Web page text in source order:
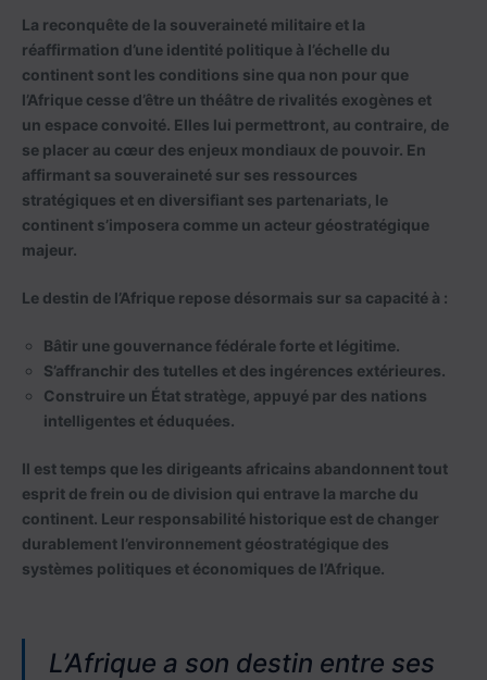
La reconquête de la souveraineté militaire et la
réaffirmation d’une identité politique à l’échelle du
continent sont les conditions sine qua non pour que
l’Afrique cesse d’être un théâtre de rivalités exogènes et
un espace convoité. Elles lui permettront, au contraire, de
se placer au cœur des enjeux mondiaux de pouvoir. En
affirmant sa souveraineté sur ses ressources
stratégiques et en diversifiant ses partenariats, le
continent s’imposera comme un acteur géostratégique
majeur.
Le destin de l’Afrique repose désormais sur sa capacité à :
Bâtir une gouvernance fédérale forte et légitime.
S’affranchir des tutelles et des ingérences extérieures.
Construire un État stratège, appuyé par des nations
intelligentes et éduquées.
Il est temps que les dirigeants africains abandonnent tout
esprit de frein ou de division qui entrave la marche du
continent. Leur responsabilité historique est de changer
durablement l’environnement géostratégique des
systèmes politiques et économiques de l’Afrique.
L’Afrique a son destin entre ses